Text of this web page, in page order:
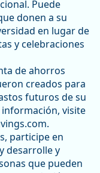
Puede
donen a su
en lugar de
y celebraciones
de ahorros
creados para
futuros de su
información, visite
participe en
desarrolle y
que pueden